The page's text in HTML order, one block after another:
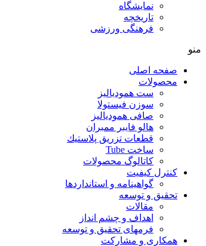
نمایشگاه
تاريخچه
فرهنگی ورزشی
منو
صفحه اصلی
محصولات
ست همودیالیز
سوزن فیستولا
صافی همودیالیز
هالو فایبر ممبران
قطعات تزريق پلاستيك
ساخت Tube
کاتالوگ محصولات
کنترل کیفیت
گواهينامه و استانداردها
تحقيق و توسعه
مقالات
اهداف و چشم انداز
فرمهای تحقیق و توسعه
همکاری و مشارکت